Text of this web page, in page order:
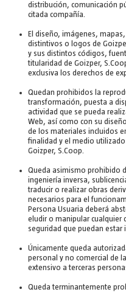
distribución, comunicación
citada compañía.
El diseño, imágenes,
distintivos o logos de
y sus distintos códigos,
titularidad de Goizper,
exclusiva los derechos de
Quedan prohibidos la
transformación, puesta a
actividad que se pueda
Web, así como con su
de los materiales incluidos
finalidad y el medio
Goizper, S.Coop.
Queda asimismo prohibido
ingeniería inversa,
traducir o realizar obras
necesarios para el
Persona Usuaria deberá
eludir o manipular cualquier
seguridad que puedan estar
Únicamente queda
personal y no comercial de
extensivo a terceras
Queda terminantemente